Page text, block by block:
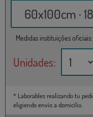
60x100cm ·
Medidas instituições
Unidades:
* Laborables realizando tu
eligiendo envío a domicilio.